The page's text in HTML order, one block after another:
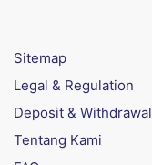
Sitemap
Legal & Regulation
Deposit & Withdrawal
Tentang Kami